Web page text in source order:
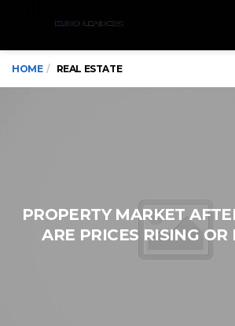
HOME REAL ESTATE
PROPERTY MARKET
ARE PRICES RISING OR